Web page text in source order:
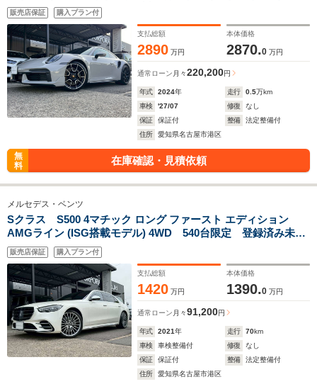
ルーシブデザインホイール センターロックキャップ リフタ
ー 探知機レーダー ドライブレコーダー 取説 スペア
販売店保証 購入プラン付
支払総額
2890 万円
本体価格
2870.0 万円
通常ローン 月々220,200円
年式 2024年 走行 0.5万km
車検
'27/07 修復
なし
保証
保証付 整備
法定整備付
住所
愛知県名古屋市港区
無
料
在庫確認・見積依頼
メルセデス・ベンツ
Sクラス S500 4マチック ロング ファースト エディション
AMGライン (ISG搭載モデル) 4WD 540台限定 登録済み未使
用車 正規D車 純正ナビ 11・6インチリアエンターテイメ
ントシステム ワイアレスチャージング ラグジュアリーヘッ
ドレスト 新車取説 保証書 備品全部有り
販売店保証 購入プラン付
支払総額
1420 万円
本体価格
1390.0 万円
通常ローン 月々91,200円
年式 2021年 走行 70km
車検
車検整備付 修復
なし
保証
保証付 整備
法定整備付
住所
愛知県名古屋市港区